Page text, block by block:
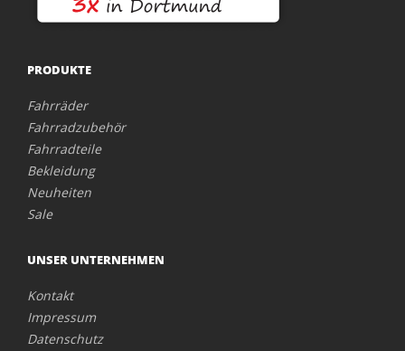
PRODUKTE
Fahrräder
Fahrradzubehör
Fahrradteile
Bekleidung
Neuheiten
Sale
UNSER UNTERNEHMEN
Kontakt
Impressum
Datenschutz